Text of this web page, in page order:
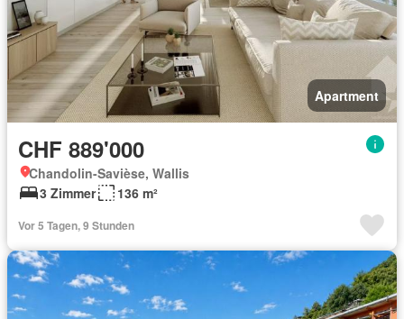
Apartment
CHF 889'000
Chandolin-Savièse, Wallis
3 Zimmer
136 m²
Vor 5 Tagen, 9 Stunden